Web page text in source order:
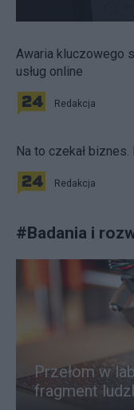
Awaria kluczowego
usług online
Redakcja
Na to czekał
Redakcja
#Badania i
Przełom w
fragment